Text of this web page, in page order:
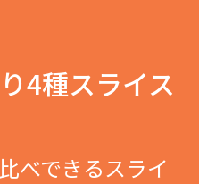
4種スライス
べできるスライ